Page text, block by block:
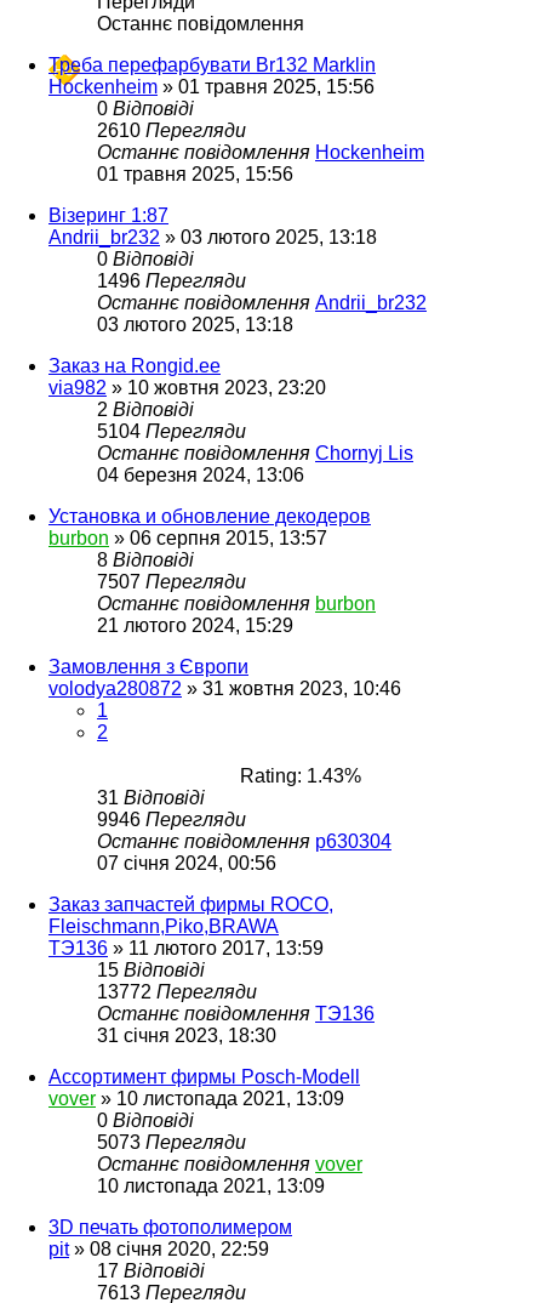
Останнє повідомлення
Треба перефарбувати Br132 Marklin
Hockenheim » 01 травня 2025, 15:56
0 Відповіді
2610 Перегляди
Останнє повідомлення Hockenheim
01 травня 2025, 15:56
Візеринг 1:87
Andrii_br232 » 03 лютого 2025, 13:18
0 Відповіді
1496 Перегляди
Останнє повідомлення Andrii_br232
03 лютого 2025, 13:18
Заказ на Rongid.ee
via982 » 10 жовтня 2023, 23:20
2 Відповіді
5104 Перегляди
Останнє повідомлення Chornyj Lis
04 березня 2024, 13:06
Установка и обновление декодеров
burbon » 06 серпня 2015, 13:57
8 Відповіді
7507 Перегляди
Останнє повідомлення burbon
21 лютого 2024, 15:29
Замовлення з Європи
volodya280872 » 31 жовтня 2023, 10:46
1
2
Rating: 1.43%
31 Відповіді
9946 Перегляди
Останнє повідомлення p630304
07 січня 2024, 00:56
Заказ запчастей фирмы ROCO,
Fleischmann,Piko,BRAWA
ТЭ136 » 11 лютого 2017, 13:59
15 Відповіді
13772 Перегляди
Останнє повідомлення ТЭ136
31 січня 2023, 18:30
Ассортимент фирмы Posch-Modell
vover » 10 листопада 2021, 13:09
0 Відповіді
5073 Перегляди
Останнє повідомлення vover
10 листопада 2021, 13:09
3D печать фотополимером
pit» 08 січня 2020, 22:59
17 Відповіді
7613 Перегляди